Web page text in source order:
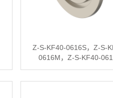
Z-S-KF40-0616S，Z-S-
0616M，Z-S-KF40-